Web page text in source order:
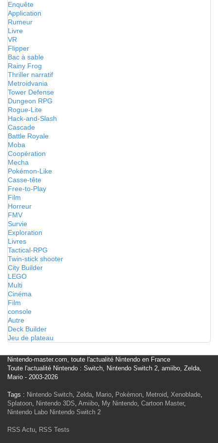
Enquête
Application
Rumeur
Livre
VR
Flipper
Bac à sable
Rainy Frog
Thriller narratif
Metroidvania
Tower Defense
Dungeon RPG
Rogue-Lite
Hack-and-Slash
Cascade
Battle Royale
Moba
Coopération
Mecha
Pokémon-Like
Casse-tête
Free-to-Play
Film
Horreur
FMV
Survie
Exploration
Livres
Tactical-RPG
Twin-stick shooter
City Builder
LEGO
Multi
Cinéma
Film
console
Autre
Deck Builder
Jeu de plateau
Nintendo-master.com, toute l'actualité Nintendo en France
Toute l'actualité Nintendo : Switch, Nintendo Switch 2, amiibo, Zelda,
Mario - 2003-2026
Tags : Nintendo Switch, Zelda, Mario, Pokémon, Metroid, Xenoblade,
Splatoon, Nintendo 3DS, Amiibo, My Nintendo, Cartoon Master,
Nintendo Labo Nintendo Switch 2
RSS Actu, RSS Tests